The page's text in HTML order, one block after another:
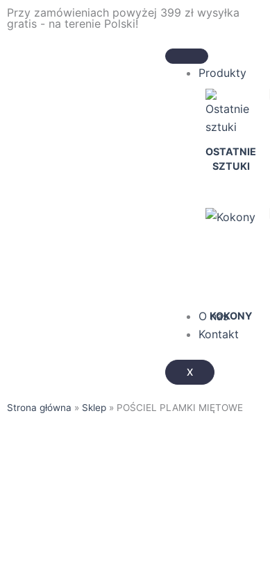
Przejdź
do
Przy zamówieniach powyżej 399 zł wysyłka
gratis - na terenie Polski!
Produkty
OSTATNIE
SZTUKI
KOKONY
O nas
Kontakt
X
Strona główna » Sklep » POŚCIEL PLAMKI MIĘTOWE